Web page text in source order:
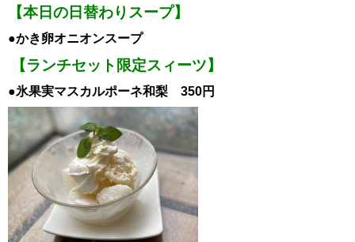
【本日の日替わりスープ】
●かき卵オニオンスープ
【ランチセット限定スィーツ】
●氷果実マスカルポーネ和梨 350円